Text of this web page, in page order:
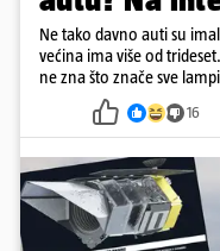
Ne tako davno auti su
većina ima više od
ne zna što znače sve
16